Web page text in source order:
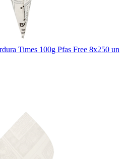
Times 100g Pfas Free 8x250 un